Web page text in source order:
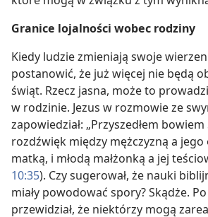
Granice lojalności wobec rodziny
Kiedy ludzie zmieniają swoje
postanowić, że już więcej nie będą
świąt. Rzecz jasna, może to
w rodzinie. Jezus w rozmowie ze
zapowiedział: „Przyszedłem
rozdźwięk między mężczyzną a jego
matką, i młodą małżonką a jej
10:35). Czy sugerował, że nauki
miały powodować spory? Skądże.
przewidział, że niektórzy mogą